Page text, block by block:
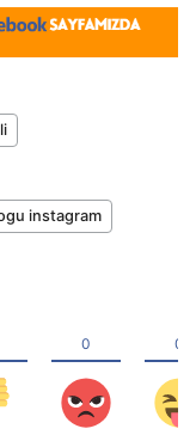
instagram